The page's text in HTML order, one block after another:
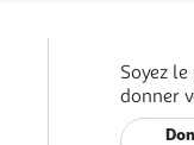
Soyez
donner